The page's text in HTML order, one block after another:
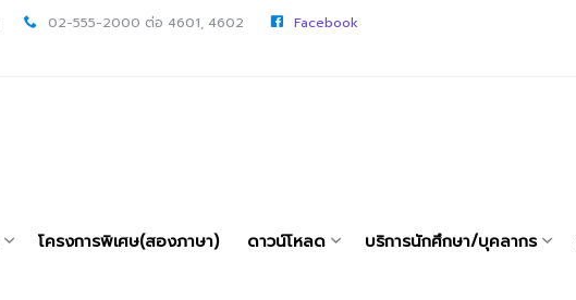
02-555-2000 ต่อ 4601, 4602
Facebook
โครงการพิเศษ(สองภาษา) ดาวน์โหลด บริการนักศึกษา/บุคลากร